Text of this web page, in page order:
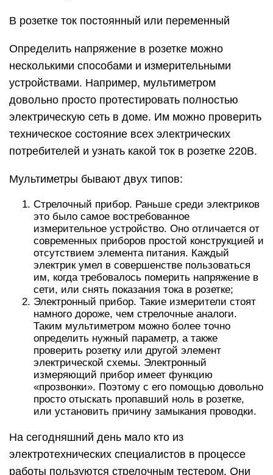
В розетке ток постоянный или переменный
Определить напряжение в розетке можно
несколькими способами и измерительными
устройствами. Например, мультиметром
довольно просто протестировать полностью
электрическую сеть в доме. Им можно проверить
техническое состояние всех электрических
потребителей и узнать какой ток в розетке 220В.
Мультиметры бывают двух типов:
Стрелочный прибор. Раньше среди электриков
это было самое востребованное
измерительное устройство. Оно отличается от
современных приборов простой конструкцией и
отсутствием элемента питания. Каждый
электрик умел в совершенстве пользоваться
им, когда требовалось померить напряжение в
сети, или снять показания тока в розетке;
Электронный прибор. Такие измерители стоят
намного дороже, чем стрелочные аналоги.
Таким мультиметром можно более точно
определить нужный параметр, а также
проверить розетку или другой элемент
электрической схемы. Электронный
измеряющий прибор имеет функцию
«прозвонки». Поэтому с его помощью довольно
просто отыскать пропавший ноль в розетке,
или установить причину замыкания проводки.
На сегодняшний день мало кто из
электротехнических специалистов в процессе
работы пользуются стрелочным тестером. Они